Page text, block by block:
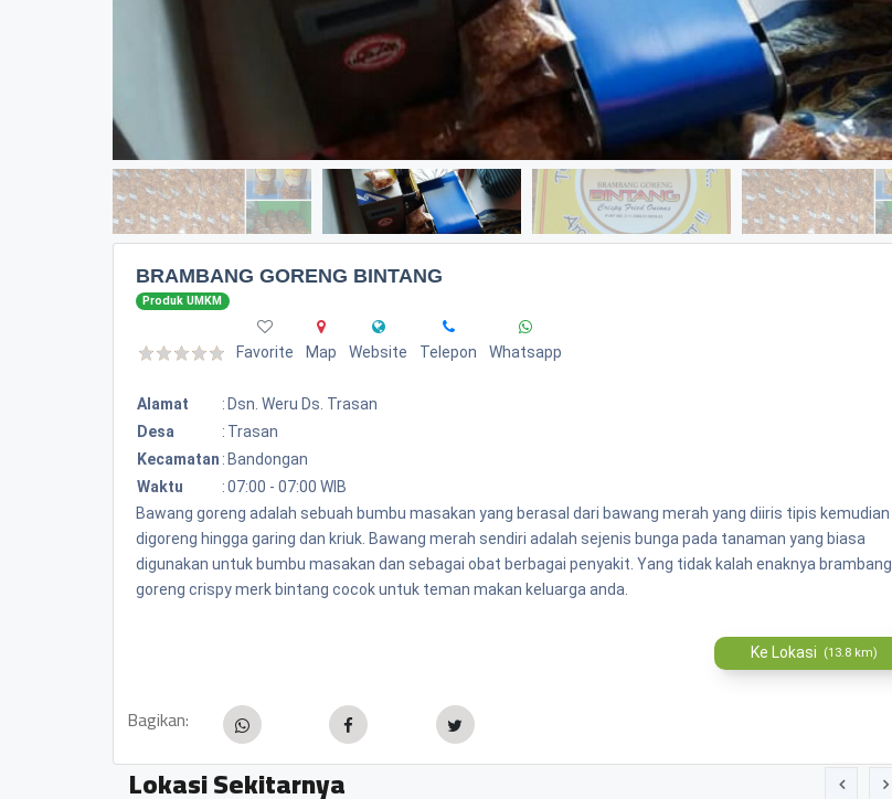
BRAMBANG GORENG BINTANG
Produk UMKM
Favorite Map Website Telepon Whatsapp
Alamat : Dsn. Weru Ds. Trasan
Desa
: Trasan
Kecamatan : Bandongan
Waktu
:07:00 - 07:00 WIB
Bawang goreng adalah sebuah bumbu masakan yang berasal dari bawang merah yang diiris tipis kemudian
digoreng hingga garing dan kriuk. Bawang merah sendiri adalah sejenis bunga pada tanaman yang biasa
digunakan untuk bumbu masakan dan sebagai obat berbagai penyakit. Yang tidak kalah enaknya brambang
goreng crispy merk bintang cocok untuk teman makan keluarga anda.
Ke Lokasi (13.8 km)
Bagikan:
Lokasi Sekitarnya